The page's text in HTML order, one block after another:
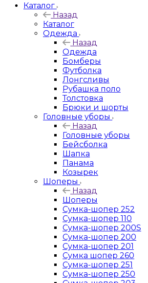
Каталог
Назад
Каталог
Одежда
Назад
Одежда
Бомберы
Футболка
Лонгсливы
Рубашка поло
Толстовка
Брюки и шорты
Головные уборы
Назад
Головные уборы
Бейсболка
Шапка
Панама
Козырек
Шоперы
Назад
Шоперы
Сумка-шопер 252
Сумка-шопер 110
Сумка-шопер 200S
Сумка-шопер 200
Сумка-шопер 201
Сумка шопер 260
Сумка-шопер 251
Сумка-шопер 250